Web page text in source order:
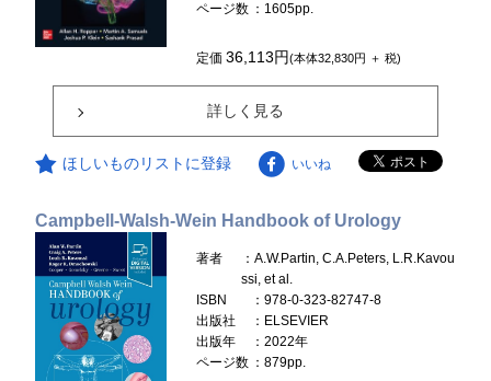
ページ数 ：1605pp.
定価36,113円(本体32,830円 ＋ 税)
詳しく見る
ほしいものリストに登録 いいね
Campbell-Walsh-Wein Handbook of Urology
著者
：A.W.Partin, C.A.Peters, L.R.Kavou
ssi, et al.
ISBN
：978-0-323-82747-8
出版社
：ELSEVIER
出版年
：2022年
ページ数 ：879pp.